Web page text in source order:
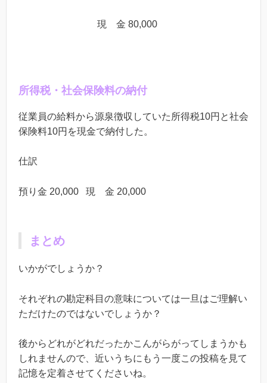
現 金 80,000
所得税・ 社会保険料の納付
従業員の給料から源泉徴収していた所得税10円と社会
保険料10円を現金で納付した。
仕訳
預り金 20,000 現 金 20,000
まとめ
いかがでしょうか？
それぞれの勘定科目の意味については一旦はご理解い
ただけたのではないでしょうか？
後からどれがどれだったかこんがらがってしまうかも
しれませんので、近いうちにもう一度この投稿を見て
記憶を定着させてくださいね。